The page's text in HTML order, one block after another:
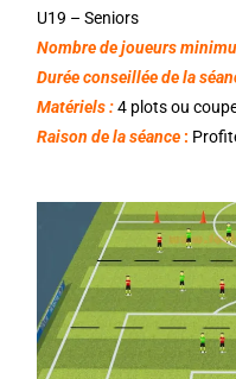
U19 – Seniors
Nombre de joueurs
Durée conseillée de la
Matériels :4 plots ou
Raison de la séance :